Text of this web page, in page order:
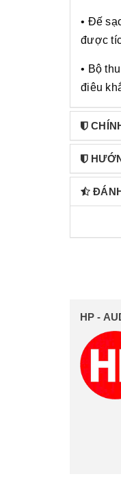
• Đế
được
• Bộ
điêu
HP -